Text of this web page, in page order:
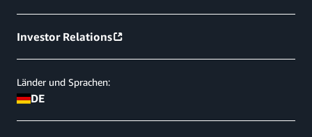
Investor Relations
Länder und Sprachen:
DE